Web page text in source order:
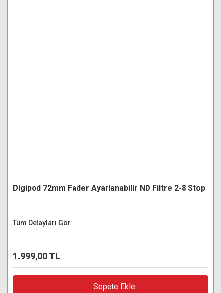
Digipod 72mm Fader Ayarlanabilir ND Filtre 2-8 Stop
Tüm Detayları Gör
1.999,00 TL
Sepete Ekle